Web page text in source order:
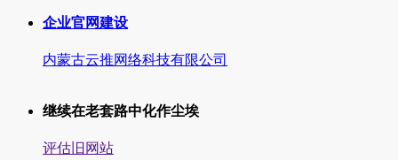
企业官网建设
内蒙古云推网络科技有限公司
继续在老套路中化作尘埃
评估旧网站